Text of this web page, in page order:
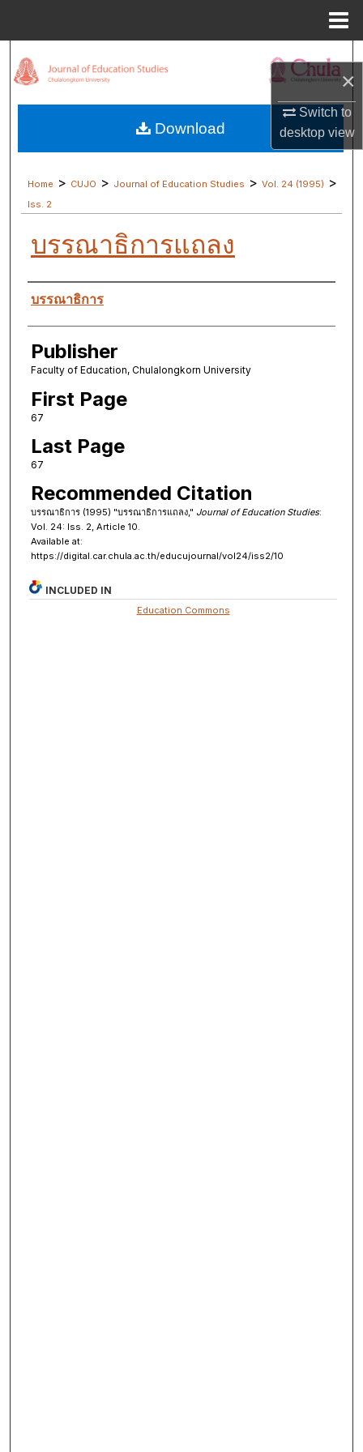
×
Switch to
desktopview
My Account
About
Home > CUJO > Journal of Education Studies > Vol. 24 (1995) >
Iss. 2
บรรณาธิการแถลง
Authors
บรรณาธิการ
Publisher
Faculty of Education, Chulalongkorn University
First Page
67
Last Page
67
Recommended Citation
บรรณาธิการ (1995) "บรรณาธิการแถลง," Journal of Education Studies:
Vol. 24: Iss. 2, Article 10.
Available at:
https://digital.car.chula.ac.th/educujournal/vol24/iss2/10
Download
INCLUDED IN
Education Commons